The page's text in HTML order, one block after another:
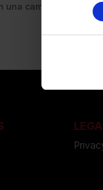
una camera